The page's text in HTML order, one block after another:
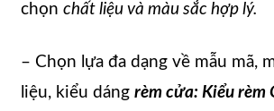
chọn chất liệu và màu sắc hợp lý.
– Chọn lựa đa dạng về mẫu mã,
liệu, kiểu dáng rèm cửa: Kiểu rèm